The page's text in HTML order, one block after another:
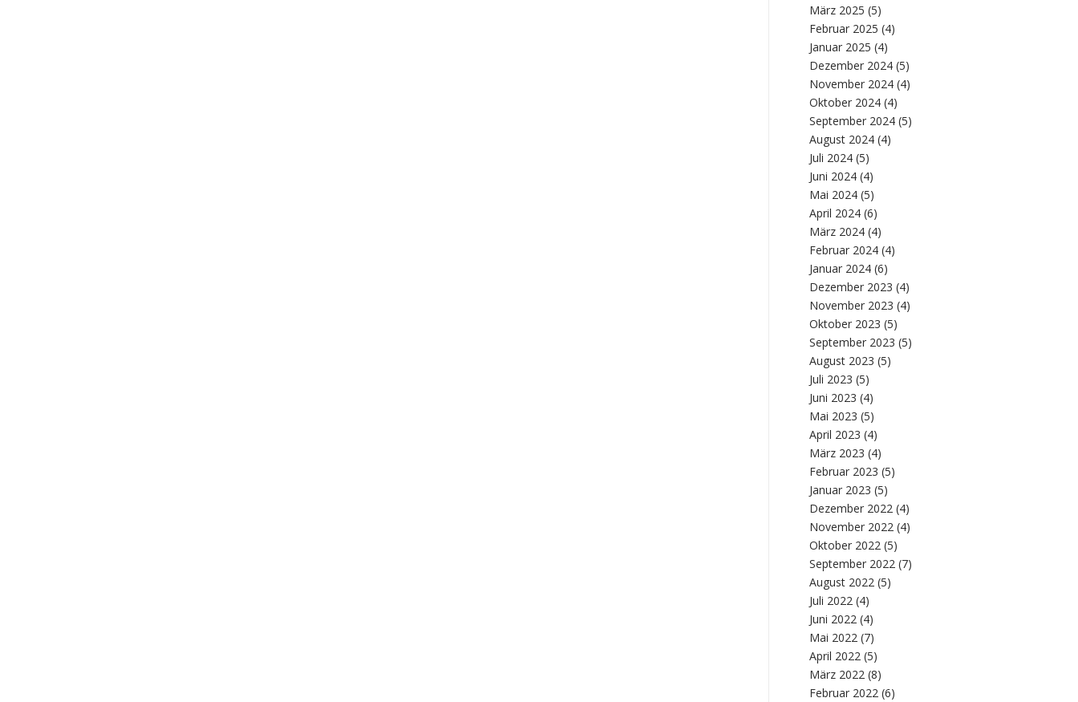
März 2025 (5)
Februar 2025 (4)
Januar 2025 (4)
Dezember 2024 (5)
November 2024 (4)
Oktober 2024 (4)
September 2024 (5)
August 2024 (4)
Juli 2024 (5)
Juni 2024 (4)
Mai 2024 (5)
April 2024 (6)
März 2024 (4)
Februar 2024 (4)
Januar 2024 (6)
Dezember 2023 (4)
November 2023 (4)
Oktober 2023 (5)
September 2023 (5)
August 2023 (5)
Juli 2023 (5)
Juni 2023 (4)
Mai 2023 (5)
April 2023 (4)
März 2023 (4)
Februar 2023 (5)
Januar 2023 (5)
Dezember 2022 (4)
November 2022 (4)
Oktober 2022 (5)
September 2022 (7)
August 2022 (5)
Juli 2022 (4)
Juni 2022 (4)
Mai 2022 (7)
April 2022 (5)
März 2022 (8)
Februar 2022 (6)